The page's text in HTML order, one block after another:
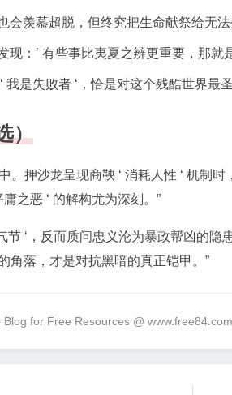
会羡慕超脱，但终究把生命献祭给无
现：’ 有些事比夷夏之辨更重要，那就
我是失败者 ‘，恰是对这个残酷世界最
）
。押沙龙呈现商鞅 ‘ 消耗人性 ‘ 机制
之恶 ‘ 的解构尤为深刻。”
节 ‘，反而质问忠义沦为暴政帮凶的隐
落，才是对抗黑暗的真正铠甲。”
Blog for Free Resources @ www.free84.com